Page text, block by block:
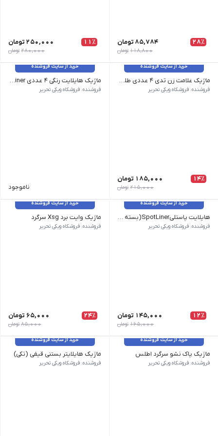
28٪ 85,784 تومان
118,800 تومان
11٪ 250,000 تومان
280,000 تومان
خرید از سایت فروشنده
ماژیک علامت زن تدی ۴ عددی طلقی وزن 50 گرم | نام محصول | ماژیک علامت زن تدی 4 عددی طلقی | تعداد دربسته 4 عدد | جنس جعبه طلقی
فروشنده: فروشکاه ویکی تحریر
14٪ 185,000 تومان
215,000 تومان
خرید از سایت فروشنده
ماژیک هایلایت رنگی ۴ عددی SpotLiner وزن 80 گرم نام محصول| ماژیک هایلایت رنگی 4 عددی SpotLiner تعداد در بسته | 4 عدد رنگ | فسفری،صورتی،سبز،نارنجی
فروشنده: فروشکاه ویکی تحریر
ناموجود
خرید از سایت فروشنده
هایلایت پاستلیSpotLiner(بسته ۳ عددی) وزن 4 گرم نام محصول| هایلایت پاستلی SpotLiner طرح رنگ | پاستلی
فروشنده: فروشکاه ویکی تحریر
12٪ 145,000 تومان
165,000 تومان
خرید از سایت فروشنده
ماژیک وایت برد Xsg سرگرد
وزن 10 گرم نام محصول| ماژیک وایت برد Xsg سرگرد طرح رنگ| آبی, قرمز, مشکی, سبز نوع سر| گرد تعداد در بسته 12 عدد
فروشنده: فروشکاه ویکی تحریر
24٪ 65,000 تومان
85,000 تومان
خرید از سایت فروشنده
ماژیک پاک نشو سرگرد اطلس
وزن 2 گرم | نام محصول | ماژیک پاک نشو سرگرد اطلس | طرح رنگ آبی, قرمز, مشکی, سبز | برند اطلس
فروشنده: فروشکاه ویکی تحریر
خرید از سایت فروشنده
ماژیک هایلایتر بستنی قیفی (تکی)
وزن 2 گرم نام محصول| ماژیک هایلایتر بستنی قیفی تعداد در بسته| 6 عدد
فروشنده: فروشکاه ویکی تحریر